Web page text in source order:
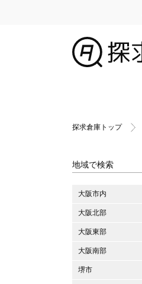
探求倉庫トップ
地域で検索
大阪市内
大阪北部
大阪東部
大阪南部
堺市